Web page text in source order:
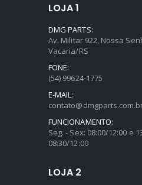
LOJA 1
DMG PARTS:
Av. Militar 922, Nossa
Vacaria/RS
FONE:
(54) 99624-1775
E-MAIL:
FUNCIONAMENTO:
Seg. - Sex: 08:00/12:00 e
08:30/12:00
LOJA 2